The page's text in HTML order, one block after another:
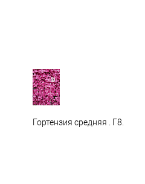
Гортензия средняя . Г8.